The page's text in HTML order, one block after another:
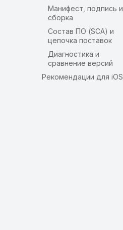
Манифест, подпись и
сборка
Состав ПО (SCA) и
цепочка поставок
Диагностика и
сравнение версий
Рекомендации для iOS